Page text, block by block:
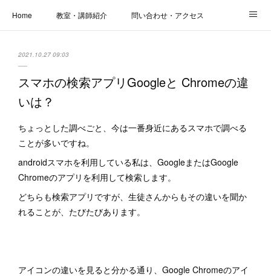
Home 教室・講師紹介 問い合わせ・アクセス
2021.10.27 09:03
スマホの検索アプリGoogleと Chromeの違
いは？
ちょっとした調べごと、今は一番身近にあるスマホで調べる
ことが多いですね。
androidスマホを利用している私は、GoogleまたはGoogle
Chromeのアプリを利用して検索します。
どちらも検索アプリですが、生徒さんからもその違いを聞か
れることが、たびたびあります。
アイコンの違いを見ると分かる通り、Google Chromeのアイ